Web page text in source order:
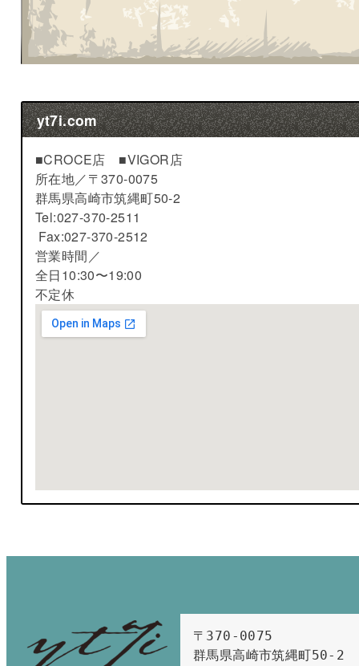
yt7i.com
■CROCE店 ■VIGOR店
所在地／〒370-0075
群馬県高崎市筑縄町50-2
Tel:027-370-2511
Fax:027-370-2512
営業時間／
全日10:30〜19:00
不定休
〒370-0075
群馬県高崎市筑縄町50-2